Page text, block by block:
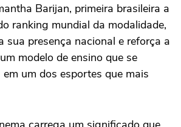
Barijan, primeira brasileira a
ranking mundial da modalidade,
sua presença nacional e reforça a
modelo de ensino que se
um dos esportes que mais